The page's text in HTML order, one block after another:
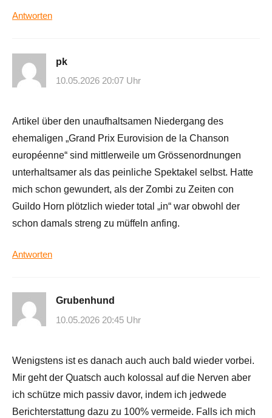
Antworten
pk
10.05.2026 20:07 Uhr
Artikel über den unaufhaltsamen Niedergang des
ehemaligen „Grand Prix Eurovision de la Chanson
européenne“ sind mittlerweile um Grössenordnungen
unterhaltsamer als das peinliche Spektakel selbst. Hatte
mich schon gewundert, als der Zombi zu Zeiten con
Guildo Horn plötzlich wieder total „in“ war obwohl der
schon damals streng zu müffeln anfing.
Antworten
Grubenhund
10.05.2026 20:45 Uhr
Wenigstens ist es danach auch auch bald wieder vorbei.
Mir geht der Quatsch auch kolossal auf die Nerven aber
ich schütze mich passiv davor, indem ich jedwede
Berichterstattung dazu zu 100% vermeide. Falls ich mich